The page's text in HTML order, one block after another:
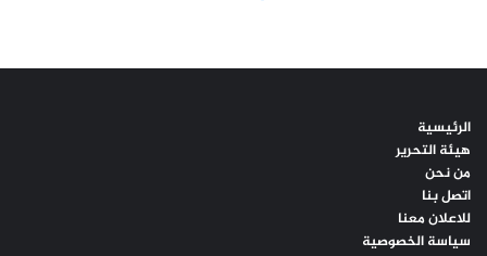
الرئيسية
هيئة التحرير
من نحن
اتصل بنا
للاعلان معنا
سياسة الخصوصية